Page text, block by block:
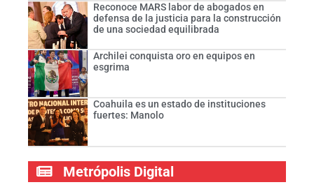
Reconoce MARS labor de abogados en
defensa de la justicia para la construcción
de una sociedad equilibrada
Archilei conquista oro en equipos en
esgrima
Coahuila es un estado de instituciones
fuertes: Manolo
Metrópolis Digital